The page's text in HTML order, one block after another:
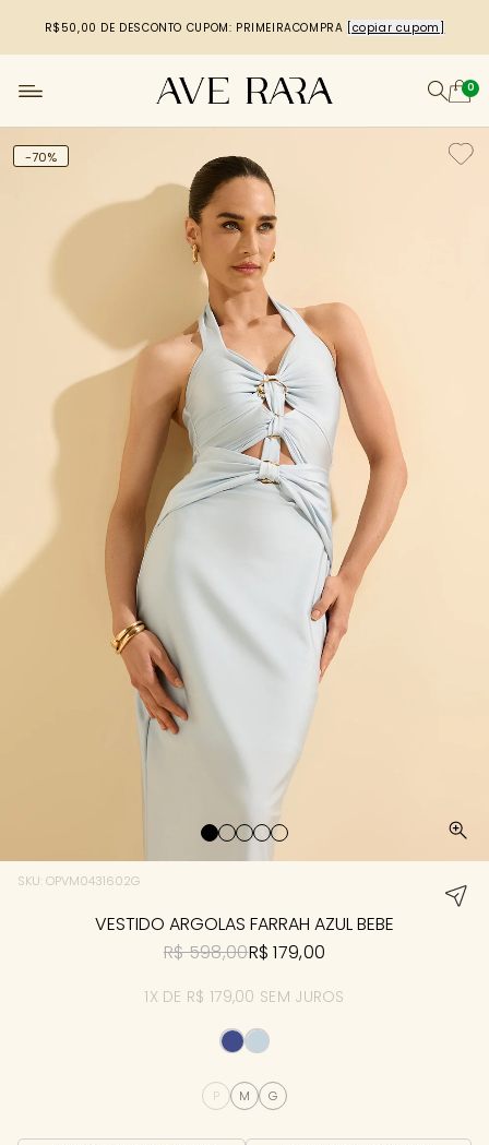
R$50,00 DE DESCONTO CUPOM: PRIMEIRACOMPRA [copiar cupom]
0
-70%
SKU: OPVM0431602G
VESTIDO ARGOLAS FARRAH AZUL BEBE
R$ 598,00R$ 179,00
1X DE R$ 179,00 SEM JUROS
P M G